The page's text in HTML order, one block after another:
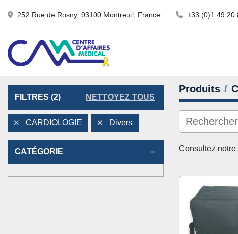
252 Rue de Rosny, 93100 Montreuil, France +33 (0)1 49 20
FILTRES (2) NETTOYEZ TOUS
CARDIOLOGIE Divers
CATÉGORIE
Produits
Consultez